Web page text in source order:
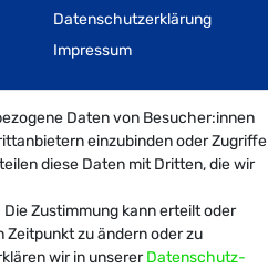
Datenschutzerklärung
Impressum
B2B| Design by neoprisma
zzgl. Versandkosten
Daten von Besucher:innen
einzubinden oder Zugriffe
diese Daten mit Dritten, die wir
Zustimmung kann erteilt oder
zu ändern oder zu
wir in unsererDaten­schutz­